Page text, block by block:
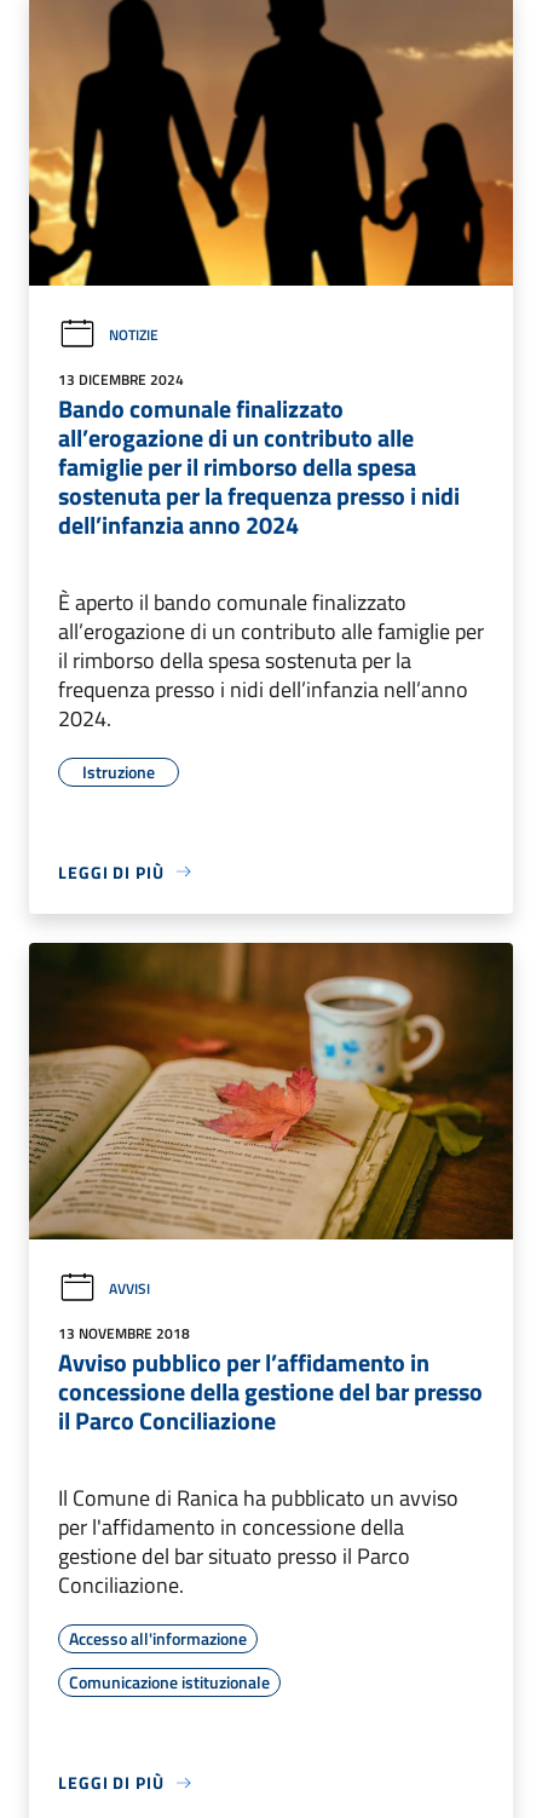
NOTIZIE
13 DICEMBRE 2024
Bando comunale finalizzato
all’erogazione di un contributo alle
famiglie per il rimborso della spesa
sostenuta per la frequenza presso i nidi
dell’infanzia anno 2024
È aperto il bando comunale finalizzato
all’erogazione di un contributo alle famiglie per
il rimborso della spesa sostenuta per la
frequenza presso i nidi dell’infanzia nell’anno
2024.
Istruzione
LEGGI DI PIÙ
AVVISI
13 NOVEMBRE 2018
Avviso pubblico per l’affidamento in
concessione della gestione del bar presso
il Parco Conciliazione
Il Comune di Ranica ha pubblicato un avviso
per l'affidamento in concessione della
gestione del bar situato presso il Parco
Conciliazione.
Accesso all'informazione
Comunicazione istituzionale
LEGGI DI PIÙ